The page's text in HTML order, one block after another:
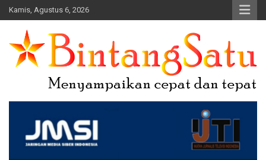
Skip
to
content
Kamis, Agustus 6, 2026
Portal Berita Nasional dan
Regional